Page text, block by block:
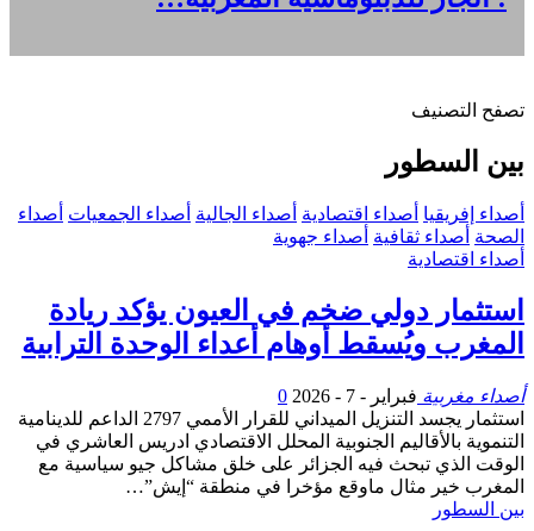
تصفح التصنيف
بين السطور
أصداء إفريقيا أصداء اقتصادية أصداء الجالية أصداء الجمعيات أصداء
الصحة أصداء ثقافية أصداء جهوية
أصداء اقتصادية
استثمار دولي ضخم في العيون يؤكد ريادة
المغرب ويُسقط أوهام أعداء الوحدة الترابية
أصداء مغربية فبراير - 7 - 2026
0
استثمار يجسد التنزيل الميداني للقرار الأممي 2797 الداعم للدينامية
التنموية بالأقاليم الجنوبية المحلل الاقتصادي ادريس العاشري في
الوقت الذي تبحث فيه الجزائر على خلق مشاكل جيو سياسية مع
المغرب خير مثال ماوقع مؤخرا في منطقة “إيش”…
بين السطور